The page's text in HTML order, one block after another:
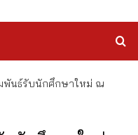
พันธ์รับนักศึกษาใหม่ ณ